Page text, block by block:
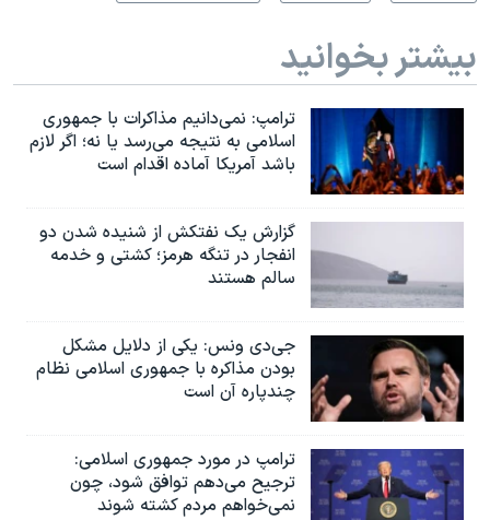
بیشتر بخوانید
ترامپ: نمی‌دانیم مذاکرات با جمهوری
اسلامی به نتیجه می‌رسد یا نه؛ اگر لازم
باشد آمریکا آماده اقدام است
گزارش یک نفتکش از شنیده شدن دو
انفجار در تنگه هرمز؛ کشتی و خدمه
سالم هستند
جی‌دی ونس: یکی از دلایل مشکل
بودن مذاکره با جمهوری اسلامی نظام
چندپاره آن است
ترامپ در مورد جمهوری اسلامی:
ترجیح می‌دهم توافق شود، چون
نمی‌خواهم مردم کشته شوند